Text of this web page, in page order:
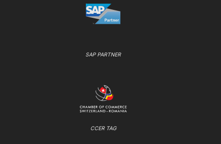
SAP PARTNER
CCER TAG